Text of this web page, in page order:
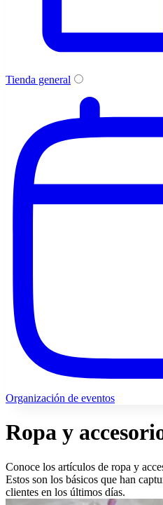
Tienda general
Organización de eventos
Ropa y
Conoce los artículos de ropa y
Estos son los básicos que han
clientes en los últimos días.